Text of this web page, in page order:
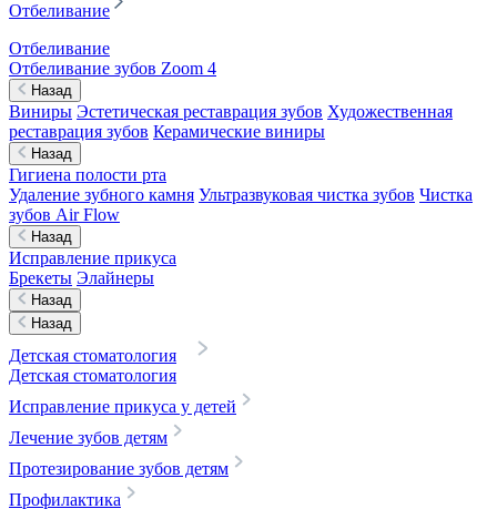
Отбеливание
Отбеливание
Отбеливание зубов Zoom 4
Назад
Виниры Эстетическая реставрация зубов Художественная
реставрация зубов Керамические виниры
Назад
Гигиена полости рта
Удаление зубного камня Ультразвуковая чистка зубов Чистка
зубов Air Flow
Назад
Исправление прикуса
Брекеты Элайнеры
Назад
Назад
Детская стоматология
Детская стоматология
Исправление прикуса у детей
Лечение зубов детям
Протезирование зубов детям
Профилактика